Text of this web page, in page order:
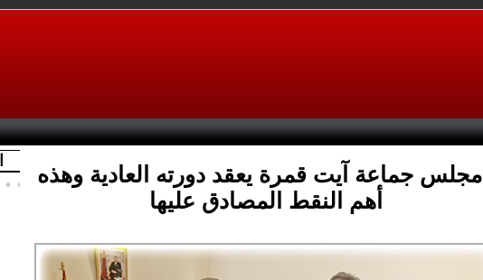
مجلس جماعة آيت قمرة يعقد دورته العادية وهذه
أهم النقط المصادق عليها